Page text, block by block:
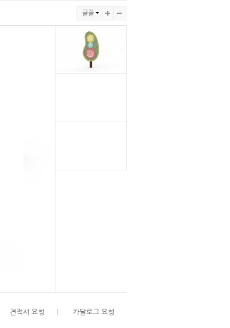
견적서 요청 카달로그 요청